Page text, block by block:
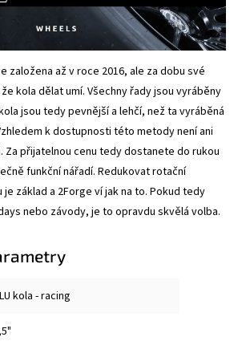
založena až v roce 2016, ale za dobu své
kola dělat umí. Všechny řady jsou vyráběny
jsou tedy pevnější a lehčí, než ta vyráběná
k dostupnosti této metody není ani
Za přijatelnou cenu tedy dostanete do rukou
funkční nářadí. Redukovat rotační
základ a 2Forge ví jak na to. Pokud tedy
nebo závody, je to opravdu skvělá volba.
kola - racing